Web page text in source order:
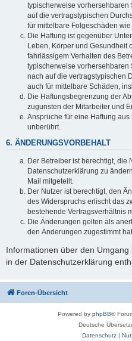
typischerweise
auf die vertragstypischen
für mittelbare Folgeschäden
Die Haftung ist gegenüber
Leben, Körper und Gesundheit
fahrlässigem Verhalten des
typischerweise
nach auf die vertragstypischen
auch für mittelbare Schäden,
Die Haftungsbegrenzung der
zugunsten der Mitarbeiter und
Ansprüche für eine Haftung
unberührt.
6. ÄNDERUNGSVORBEHALT
Der Betreiber ist berechtigt,
Datenschutzerklärung zu
Mail mitgeteilt.
Der Nutzer ist berechtigt, den
des Widerspruchs erlischt das
bestehende Vertragsverhältnis
Die Änderungen gelten als
den Änderungen zugestimmt
Informationen über den
in der Datenschutzerklärung
Foren-Übersicht
Powered by phpBB®
Deutsche
Datenschutz|